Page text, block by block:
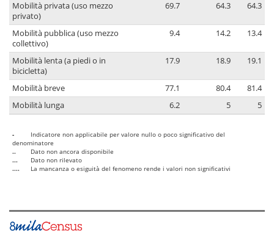
Mobilità privata (uso mezzo
privato)
69.7 64.3 64.3
Mobilità pubblica (uso mezzo
collettivo)
9.4 14.2 13.4
Mobilità lenta (a piedi o in
bicicletta)
17.9 18.9 19.1
Mobilità breve 77.1 80.4
81.4
Mobilità lunga
6.2 5 5
-
Indicatore non applicabile per valore nullo o poco significativo del
denominatore
..
Dato non ancora disponibile
...
Dato non rilevato
....
La mancanza o esiguità del fenomeno rende i valori non significativi